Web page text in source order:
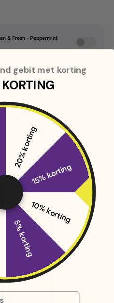
je voor...
gebit met korting
20% korting
15% korting
10% korting
5% korting